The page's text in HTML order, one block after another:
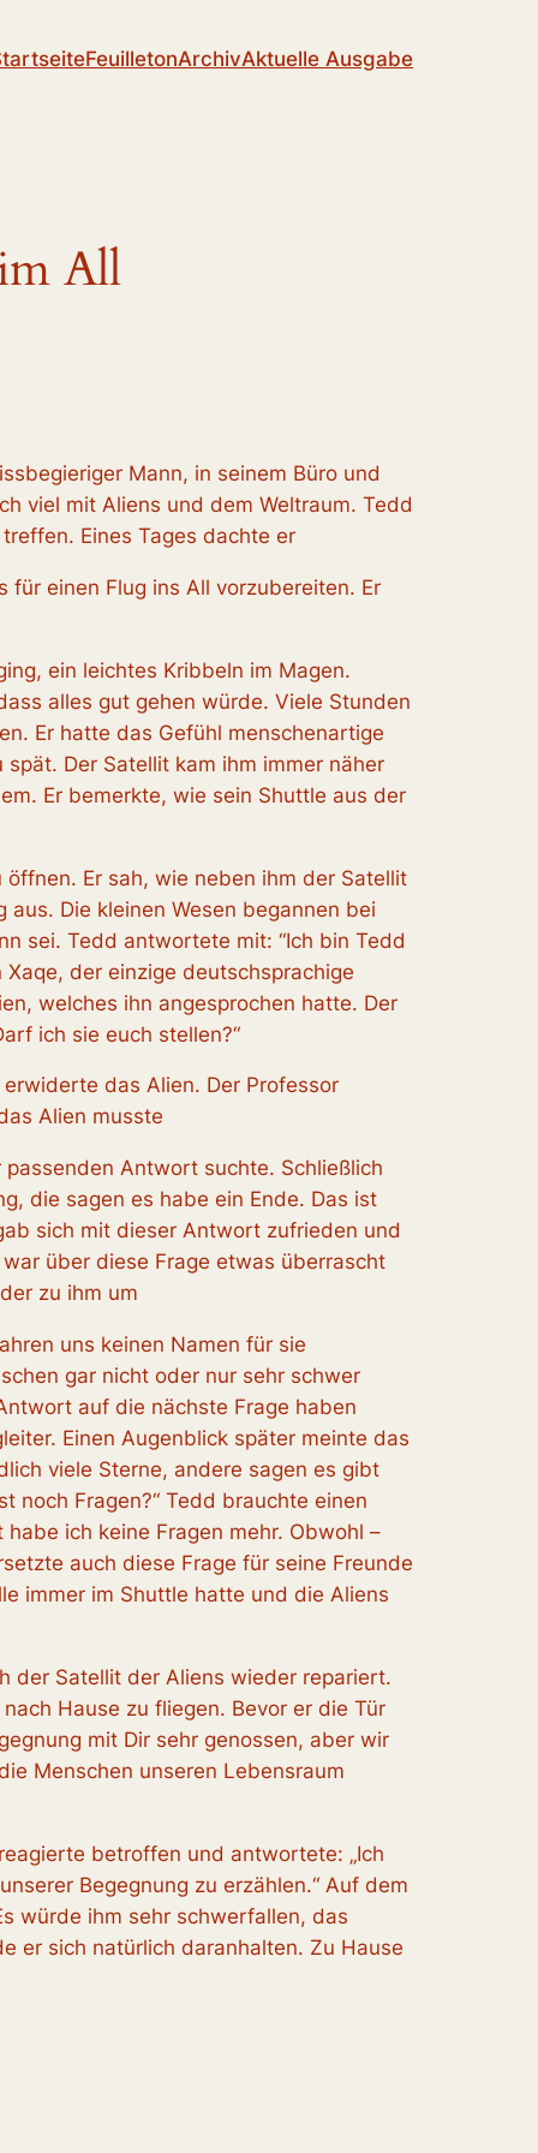
FeuilletonArchivAktuelle Ausgabe
All
Mann, in seinem Büro und
viel mit Aliens und dem Weltraum. Tedd
Eines Tages dachte er
für einen Flug ins All vorzubereiten. Er
ein leichtes Kribbeln im Magen.
alles gut gehen würde. Viele Stunden
Er hatte das Gefühl menschenartige
Der Satellit kam ihm immer näher
Er bemerkte, wie sein Shuttle aus der
Er sah, wie neben ihm der Satellit
Die kleinen Wesen begannen bei
sei. Tedd antwortete mit: “Ich bin Tedd
der einzige deutschsprachige
welches ihn angesprochen hatte. Der
ich sie euch stellen?“
das Alien. Der Professor
Alien musste
Antwort suchte. Schließlich
die sagen es habe ein Ende. Das ist
sich mit dieser Antwort zufrieden und
über diese Frage etwas überrascht
zu ihm um
uns keinen Namen für sie
gar nicht oder nur sehr schwer
auf die nächste Frage haben
Einen Augenblick später meinte das
viele Sterne, andere sagen es gibt
noch Fragen?“ Tedd brauchte einen
ich keine Fragen mehr. Obwohl –
auch diese Frage für seine Freunde
immer im Shuttle hatte und die Aliens
der Satellit der Aliens wieder repariert.
Hause zu fliegen. Bevor er die Tür
mit Dir sehr genossen, aber wir
Menschen unseren Lebensraum
betroffen und antwortete: „Ich
Begegnung zu erzählen.“ Auf dem
würde ihm sehr schwerfallen, das
er sich natürlich daranhalten. Zu Hause